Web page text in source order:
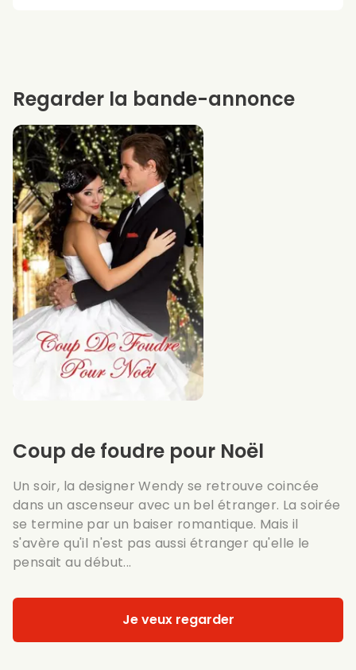
Coup de foudre pour Noël
Un soir, la designer Wendy se retrouve coincée
dans un ascenseur avec un bel étranger. La soirée
se termine par un baiser romantique. Mais il
s'avère qu'il n'est pas aussi étranger qu'elle le
pensait au début...
Je veux regarder
Regarder la bande-annonce